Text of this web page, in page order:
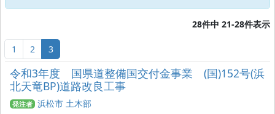
28件中 21-28件表示
1 2 3
令和3年度 国県道整備国交付金事業 (国)152号(浜
北天竜BP)道路改良工事
発注者 浜松市 土木部